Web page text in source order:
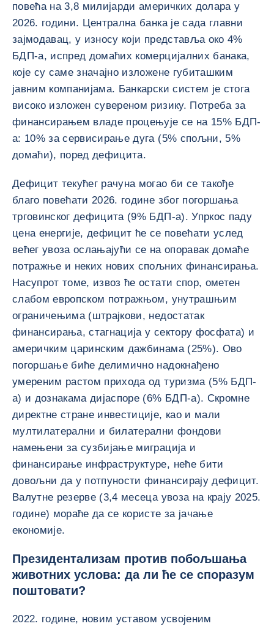
повећа на 3,8 милијарди америчких долара у
2026. години. Централна банка је сада главни
зајмодавац, у износу који представља око 4%
БДП-а, испред домаћих комерцијалних банака,
које су саме значајно изложене губиташким
јавним компанијама. Банкарски систем је стога
високо изложен сувереном ризику. Потреба за
финансирањем владе процењује се на 15% БДП-
а: 10% за сервисирање дуга (5% спољни, 5%
домаћи), поред дефицита.
Дефицит текућег рачуна могао би се такође
благо повећати 2026. године због погоршања
трговинског дефицита (9% БДП-а). Упркос паду
цена енергије, дефицит ће се повећати услед
већег увоза ослањајући се на опоравак домаће
потражње и неких нових спољних финансирања.
Насупрот томе, извоз ће остати спор, ометен
слабом европском потражњом, унутрашњим
ограничењима (штрајкови, недостатак
финансирања, стагнација у сектору фосфата) и
америчким царинским дажбинама (25%). Ово
погоршање биће делимично надокнађено
умереним растом прихода од туризма (5% БДП-
а) и дознакама дијаспоре (6% БДП-а). Скромне
директне стране инвестиције, као и мали
мултилатерални и билатерални фондови
намењени за сузбијање миграција и
финансирање инфраструктуре, неће бити
довољни да у потпуности финансирају дефицит.
Валутне резерве (3,4 месеца увоза на крају 2025.
године) мораће да се користе за јачање
економије.
Президентализам против побољшања
животних услова: да ли ће се споразум
поштовати?
2022. године, новим уставом усвојеним